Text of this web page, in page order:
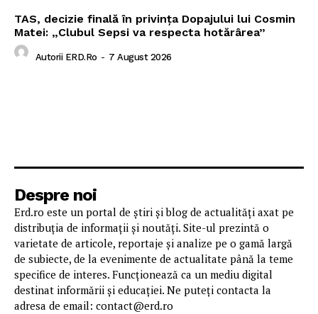
TAS, decizie finală în privința Dopajului lui Cosmin
Matei: „Clubul Sepsi va respecta hotărârea”
Autorii ERD.ro - 7 August 2026
Despre noi
Erd.ro este un portal de știri și blog de actualități axat pe
distribuția de informații și noutăți. Site-ul prezintă o
varietate de articole, reportaje și analize pe o gamă largă
de subiecte, de la evenimente de actualitate până la teme
specifice de interes. Funcționează ca un mediu digital
destinat informării și educației. Ne puteți contacta la
adresa de email: contact@erd.ro